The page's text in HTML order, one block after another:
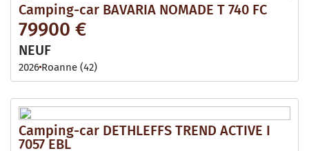
Camping-car BAVARIA NOMADE T 740 FC
79900 €
NEUF
2026 Roanne (42)
Camping-car DETHLEFFS TREND ACTIVE I
7057 EBL